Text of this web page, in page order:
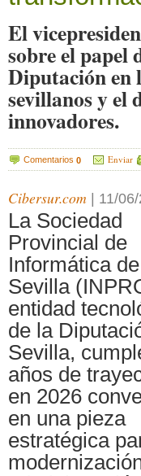
El
sobre el papel
Diputación en
sevillanos y el
innovadores.
Comentarios 0 Enviar
Cibersur.com 11/
La Sociedad
Provincial de
Informática de
Sevilla
entidad
de la
Sevilla,
años de
en 2026
en una pieza
estratégica